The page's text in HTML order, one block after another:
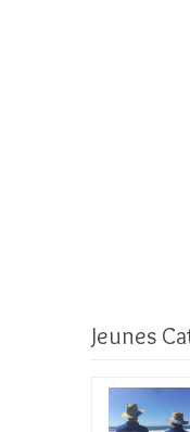
Jeunes